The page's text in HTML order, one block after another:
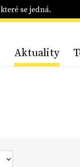
se jedná.
Aktuality